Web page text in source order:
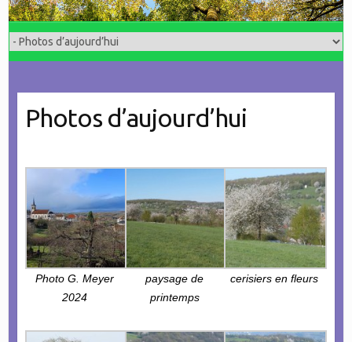
Photos d’aujourd’hui
Photo G. Meyer
2024
paysage de
printemps
cerisiers en fleurs